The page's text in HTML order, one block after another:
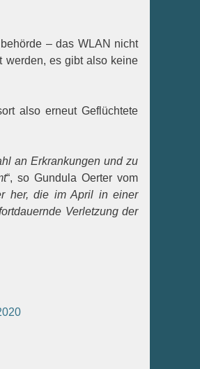
– das WLAN nicht
werden, es gibt also keine
also erneut Geflüchtete
an Erkrankungen und zu
“, so Gundula Oerter vom
her, die im April in einer
Verletzung der